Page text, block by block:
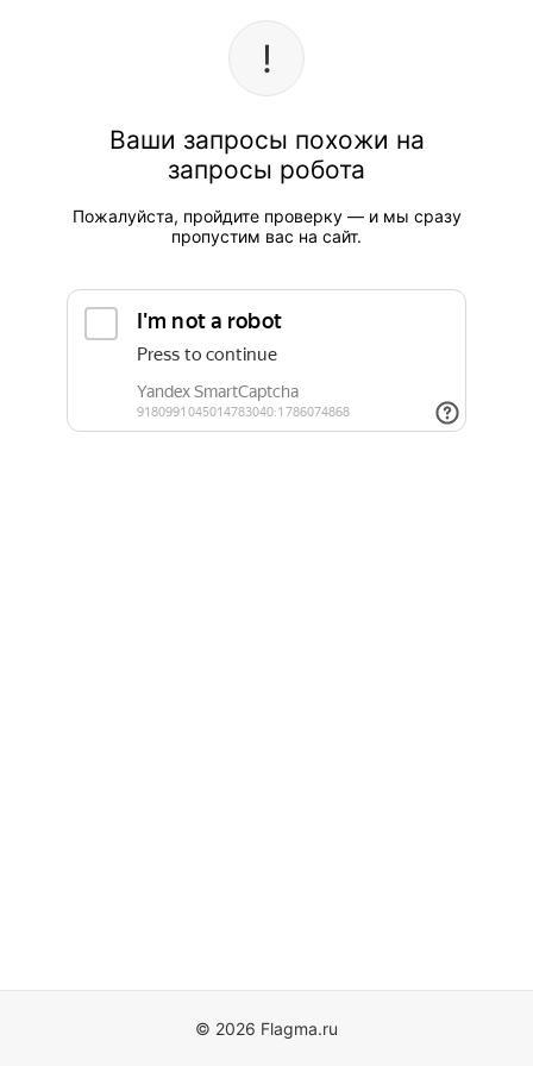
Ваши запросы похожи на
запросы робота
Пожалуйста, пройдите проверку — и мы сразу
пропустим вас на сайт.
© 2026 Flagma.ru